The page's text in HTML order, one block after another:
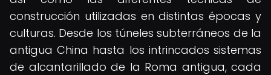
construcción utilizadas en distintas épocas y
culturas. Desde los túneles subterráneos de la
antigua China hasta los intrincados sistemas
de alcantarillado de la Roma antigua, cada